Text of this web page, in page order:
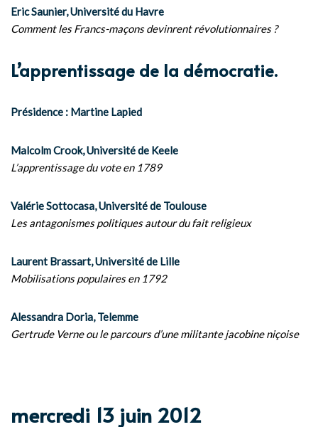
Eric Saunier, Université du Havre
Comment les Francs-maçons devinrent révolutionnaires ?
L’apprentissage de la démocratie.
Présidence : Martine Lapied
Malcolm Crook, Université de Keele
L’apprentissage du vote en 1789
Valérie Sottocasa, Université de Toulouse
Les antagonismes politiques autour du fait religieux
Laurent Brassart, Université de Lille
Mobilisations populaires en 1792
Alessandra Doria, Telemme
Gertrude Verne ou le parcours d’une militante jacobine niçoise
mercredi 13 juin 2012